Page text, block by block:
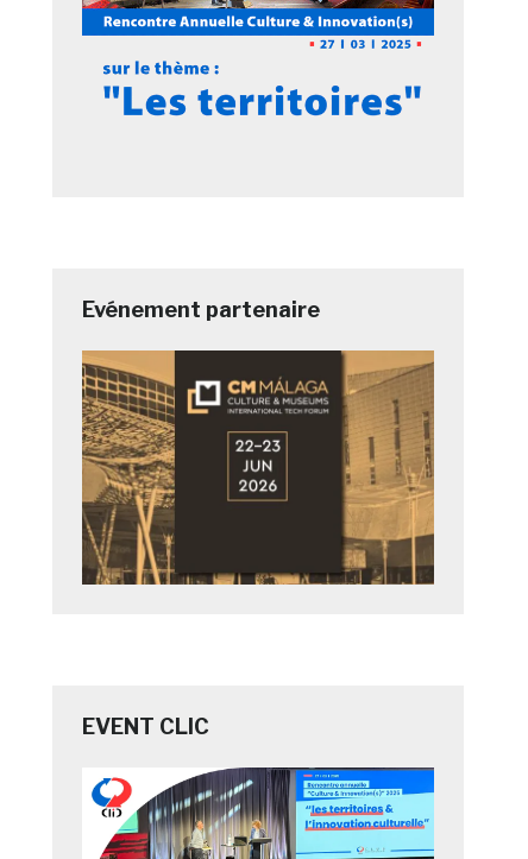
Evénement partenaire
EVENT CLIC